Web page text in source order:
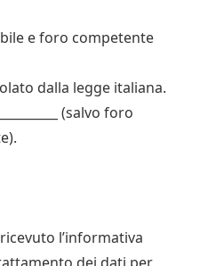
e foro competente
dalla legge italiana.
(salvo foro
l’informativa